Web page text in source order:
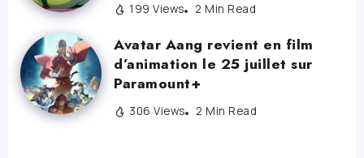
199 Views 2 Min Read
Avatar Aang revient en film
d’animation le 25 juillet sur
Paramount+
306 Views 2 Min Read